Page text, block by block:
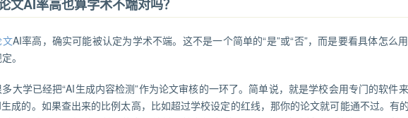
文AI率高也算学术不端对吗？
文AI率高，确实可能被认定为学术不端。这不是一个简单的“是”或“否”，而是要看具体怎么
。
大学已经把“AI生成内容检测”作为论文审核的一环了。简单说，就是学校会用专门的软件
成的。如果查出来的比例太高，比如超过学校设定的红线，那你的论文就可能通不过。有